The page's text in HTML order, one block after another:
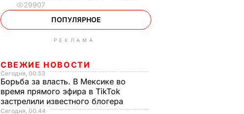
29907
ПОПУЛЯРНОЕ
РЕКЛАМА
СВЕЖИЕ НОВОСТИ
Сегодня, 00.53
Борьба за власть. В Мексике во
время прямого эфира в TikTok
застрелили известного блогера
Сегодня, 00.44